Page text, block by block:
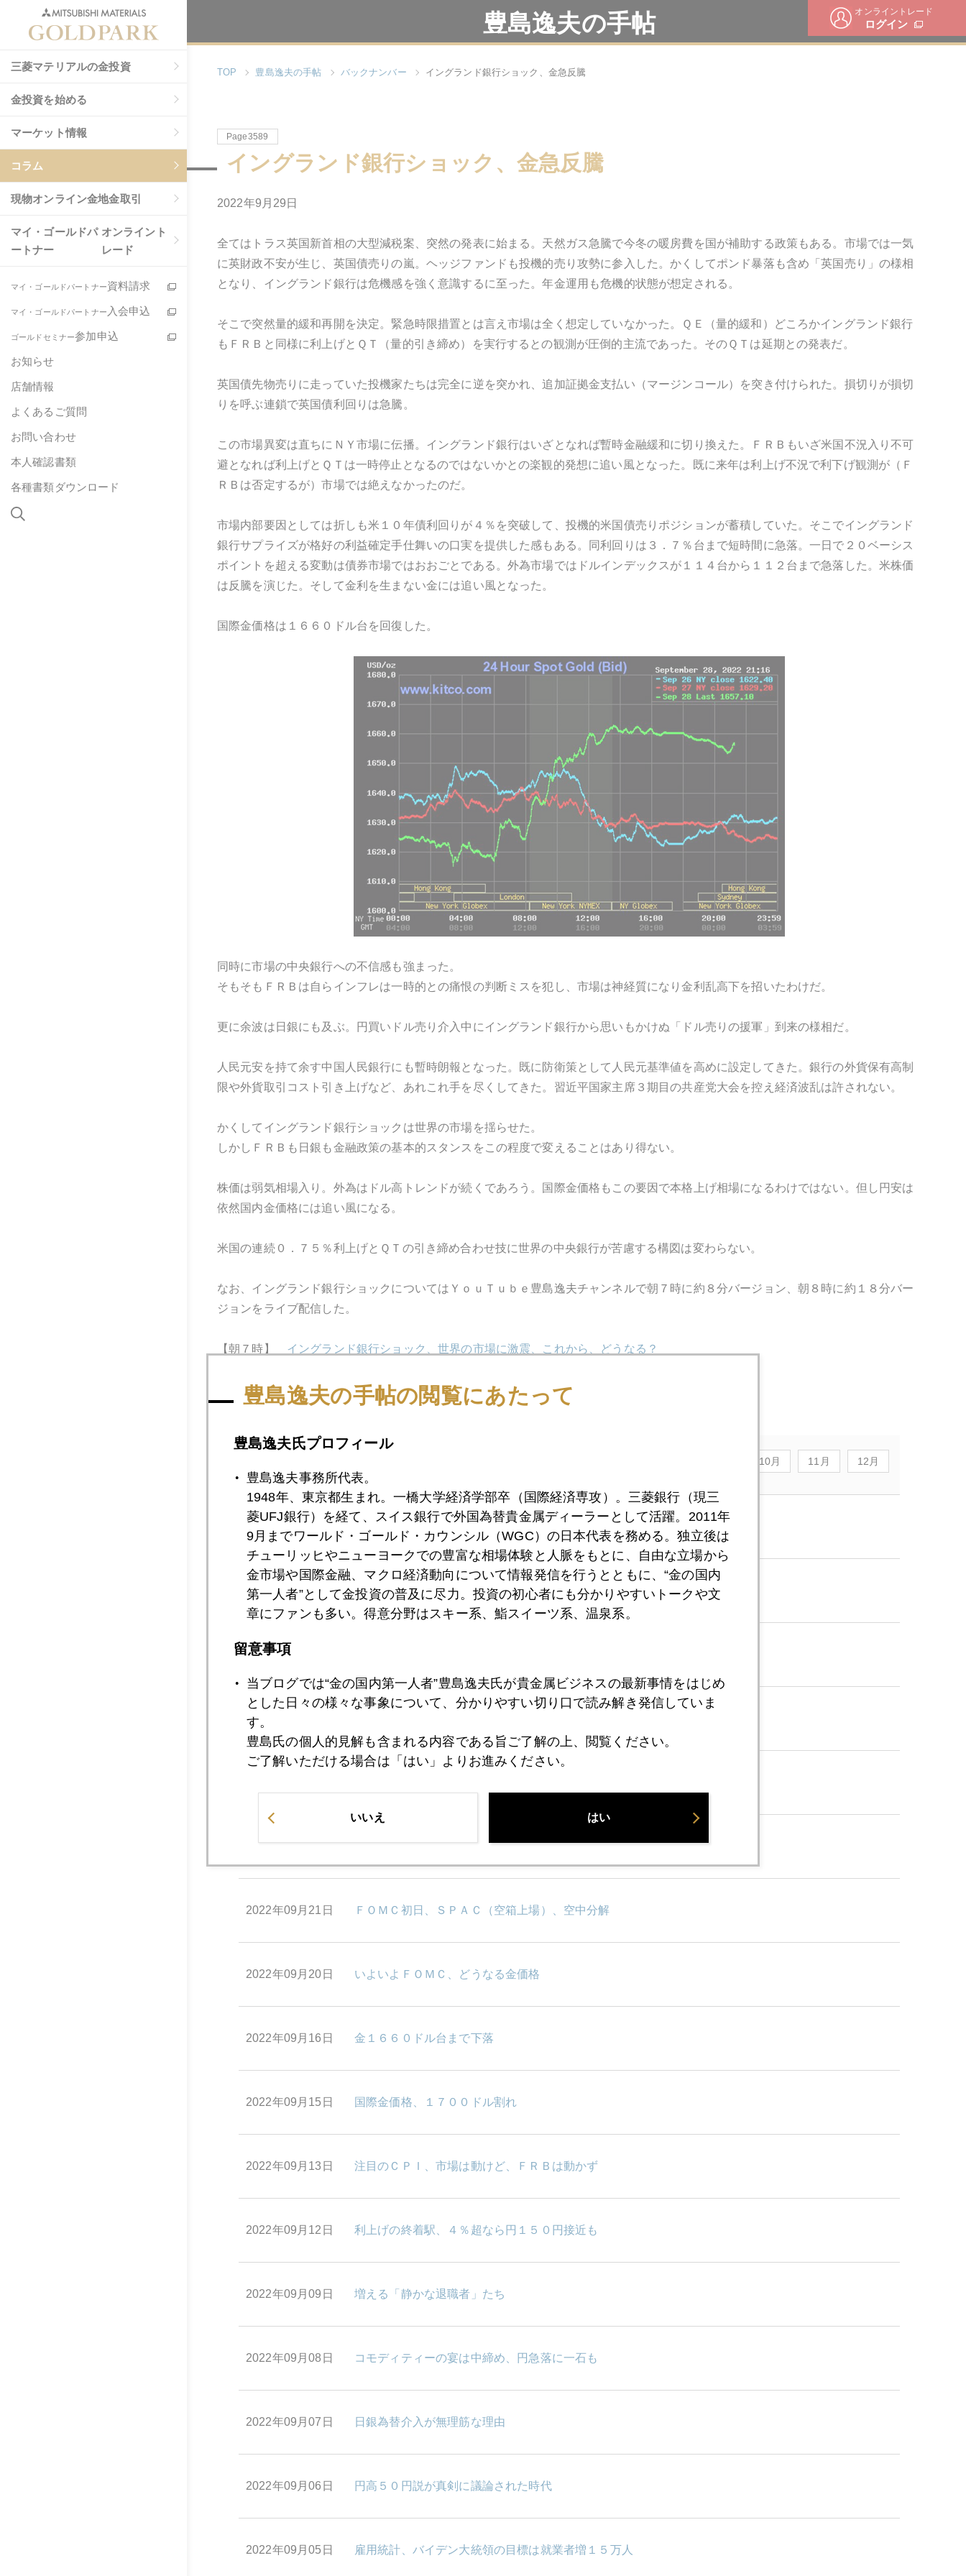
オンライントレード
ログイン
三菱マテリアルの金投資
金投資を始める
マーケット情報
コラム
現物オンライン金地金取引
マイ・ゴールドパ
ートナー
オンライント
レード
マイ・ゴールドパートナー資料請求
マイ・ゴールドパートナー 入会申込
ゴールドセミナー参加申込
お知らせ
店舗情報
よくあるご質問
お問い合わせ
本人確認書類
各種書類ダウンロード
豊島逸夫の手帖
TOP 豊島逸夫の手帖 バックナンバー イングランド銀行ショック、金急反騰
Page3589
イングランド銀行ショック、金急反騰
2022年9月29日
全てはトラス英国新首相の大型減税案、突然の発表に始まる。天然ガス急騰で今冬の暖房費を国が補助する政策もある。市場では一気
に英財政不安が生じ、英国債売りの嵐。ヘッジファンドも投機的売り攻勢に参入した。かくしてポンド暴落も含め「英国売り」の様相
となり、イングランド銀行は危機感を強く意識するに至った。年金運用も危機的状態が想定される。
そこで突然量的緩和再開を決定。緊急時限措置とは言え市場は全く想定していなかった。ＱＥ（量的緩和）どころかイングランド銀行
もＦＲＢと同様に利上げとＱＴ（量的引き締め）を実行するとの観測が圧倒的主流であった。そのＱＴは延期との発表だ。
英国債先物売りに走っていた投機家たちは完全に逆を突かれ、追加証拠金支払い（マージンコール）を突き付けられた。損切りが損切
りを呼ぶ連鎖で英国債利回りは急騰。
この市場異変は直ちにＮＹ市場に伝播。イングランド銀行はいざとなれば暫時金融緩和に切り換えた。ＦＲＢもいざ米国不況入り不可
避となれば利上げとＱＴは一時停止となるのではないかとの楽観的発想に追い風となった。既に来年は利上げ不況で利下げ観測が（Ｆ
ＲＢは否定するが）市場では絶えなかったのだ。
市場内部要因としては折しも米１０年債利回りが４％を突破して、投機的米国債売りポジションが蓄積していた。そこでイングランド
銀行サプライズが格好の利益確定手仕舞いの口実を提供した感もある。同利回りは３．７％台まで短時間に急落。一日で２０ベーシス
ポイントを超える変動は債券市場ではおおごとである。外為市場ではドルインデックスが１１４台から１１２台まで急落した。米株価
は反騰を演じた。そして金利を生まない金には追い風となった。
国際金価格は１６６０ドル台を回復した。
同時に市場の中央銀行への不信感も強まった。
そもそもＦＲＢは自らインフレは一時的との痛恨の判断ミスを犯し、市場は神経質になり金利乱高下を招いたわけだ。
更に余波は日銀にも及ぶ。円買いドル売り介入中にイングランド銀行から思いもかけぬ「ドル売りの援軍」到来の様相だ。
人民元安を持て余す中国人民銀行にも暫時朗報となった。既に防衛策として人民元基準値を高めに設定してきた。銀行の外貨保有高制
限や外貨取引コスト引き上げなど、あれこれ手を尽くしてきた。習近平国家主席３期目の共産党大会を控え経済波乱は許されない。
かくしてイングランド銀行ショックは世界の市場を揺らせた。
しかしＦＲＢも日銀も金融政策の基本的スタンスをこの程度で変えることはあり得ない。
株価は弱気相場入り。外為はドル高トレンドが続くであろう。国際金価格もこの要因で本格上げ相場になるわけではない。但し円安は
依然国内金価格には追い風になる。
米国の連続０．７５％利上げとＱＴの引き締め合わせ技に世界の中央銀行が苦慮する構図は変わらない。
なお、イングランド銀行ショックについてはＹｏｕＴｕｂｅ豊島逸夫チャンネルで朝７時に約８分バージョン、朝８時に約１８分バー
ジョンをライブ配信した。
【朝７時】 イングランド銀行ショック、世界の市場に激震、これから、どうなる？
10月 11月 12月
2022年09月30日 豊島逸夫チャンネルがブレークした
2022年09月29日 イングランド銀行ショック、金急反騰
2022年09月28日
2022年09月27日
2022年09月22日 ＦＯＭＣ総括
2022年09月21日 ＦＯＭＣ初日、ＳＰＡＣ（空箱上場）、空中分解
2022年09月20日 いよいよＦＯＭＣ、どうなる金価格
2022年09月16日 金１６６０ドル台まで下落
2022年09月15日 国際金価格、１７００ドル割れ
2022年09月13日 注目のＣＰＩ、市場は動けど、ＦＲＢは動かず
2022年09月12日 利上げの終着駅、４％超なら円１５０円接近も
2022年09月09日 増える「静かな退職者」たち
2022年09月08日 コモディティーの宴は中締め、円急落に一石も
2022年09月07日 日銀為替介入が無理筋な理由
2022年09月06日 円高５０円説が真剣に議論された時代
2022年09月05日 雇用統計、バイデン大統領の目標は就業者増１５万人
豊島逸夫の手帖の閲覧にあたって
豊島逸夫氏プロフィール
豊島逸夫事務所代表。
1948年、東京都生まれ。一橋大学経済学部卒（国際経済専攻）。三菱銀行（現三
菱UFJ銀行）を経て、スイス銀行で外国為替貴金属ディーラーとして活躍。2011年
9月までワールド・ゴールド・カウンシル（WGC）の日本代表を務める。独立後は
チューリッヒやニューヨークでの豊富な相場体験と人脈をもとに、自由な立場から
金市場や国際金融、マクロ経済動向について情報発信を行うとともに、“金の国内
第一人者”として金投資の普及に尽力。投資の初心者にも分かりやすいトークや文
章にファンも多い。得意分野はスキー系、鮨スイーツ系、温泉系。
留意事項
当ブログでは“金の国内第一人者”豊島逸夫氏が貴金属ビジネスの最新事情をはじめ
とした日々の様々な事象について、分かりやすい切り口で読み解き発信していま
す。
豊島氏の個人的見解も含まれる内容である旨ご了解の上、閲覧ください。
ご了解いただける場合は「はい」よりお進みください。
いいえ はい